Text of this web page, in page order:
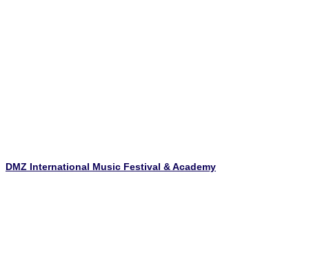
DMZ International Music Festival & Academy